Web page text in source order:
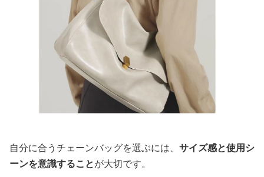
自分に合うチェーンバッグを選ぶには、 サイズ感と使用シ
ーンを意識することが大切です。